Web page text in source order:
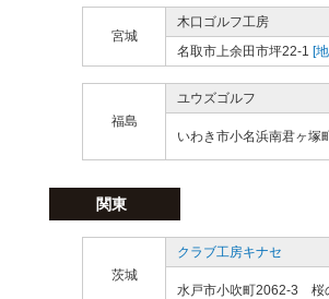
宮城
木口ゴルフ工房
名取市上余田市坪22-1 [
福島
ユウズゴルフ
いわき市小名浜南君ヶ塚
関東
茨城
クラブ工房キナセ
水戸市小吹町2062-3 桜